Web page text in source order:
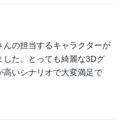
の担当するキャラクターが
した。とっても綺麗な3Dグ
高いシナリオで大変満足で